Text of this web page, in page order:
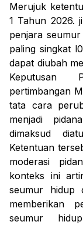
Merujuk
1 Tahun 2026. j
penjara
paling singkat
dapat diubah
Keputusan
pertimbangan
tata cara
menjadi
dimaksud
Ketentuan
moderasi
konteks ini
seumur hidup
memberikan
seumur